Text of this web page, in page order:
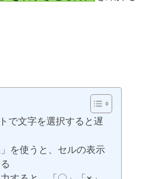
で文字を選択すると遅
」を使うと、セルの表示